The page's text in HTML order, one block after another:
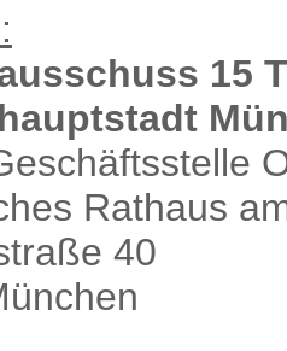
15
Rathaus
40